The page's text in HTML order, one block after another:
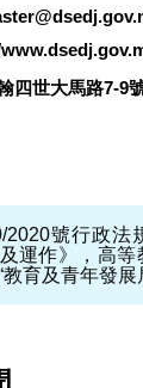
四世大馬路7-9
2020號行政法
運作》，高
育及青年發展